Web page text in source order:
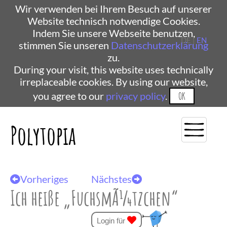
Wir verwenden bei Ihrem Besuch auf unserer
Website technisch notwendige Cookies.
Indem Sie unsere Webseite benutzen,
stimmen Sie unseren Datenschutzerklärung
zu.
During your visit, this website uses technically
irreplaceable cookies. By using our website,
you agree to our privacy policy. OK
Polytopia
DE | EN
Vorheriges Nächstes
Ich heiße „FuchsmÃ¼tzchen“
Login für